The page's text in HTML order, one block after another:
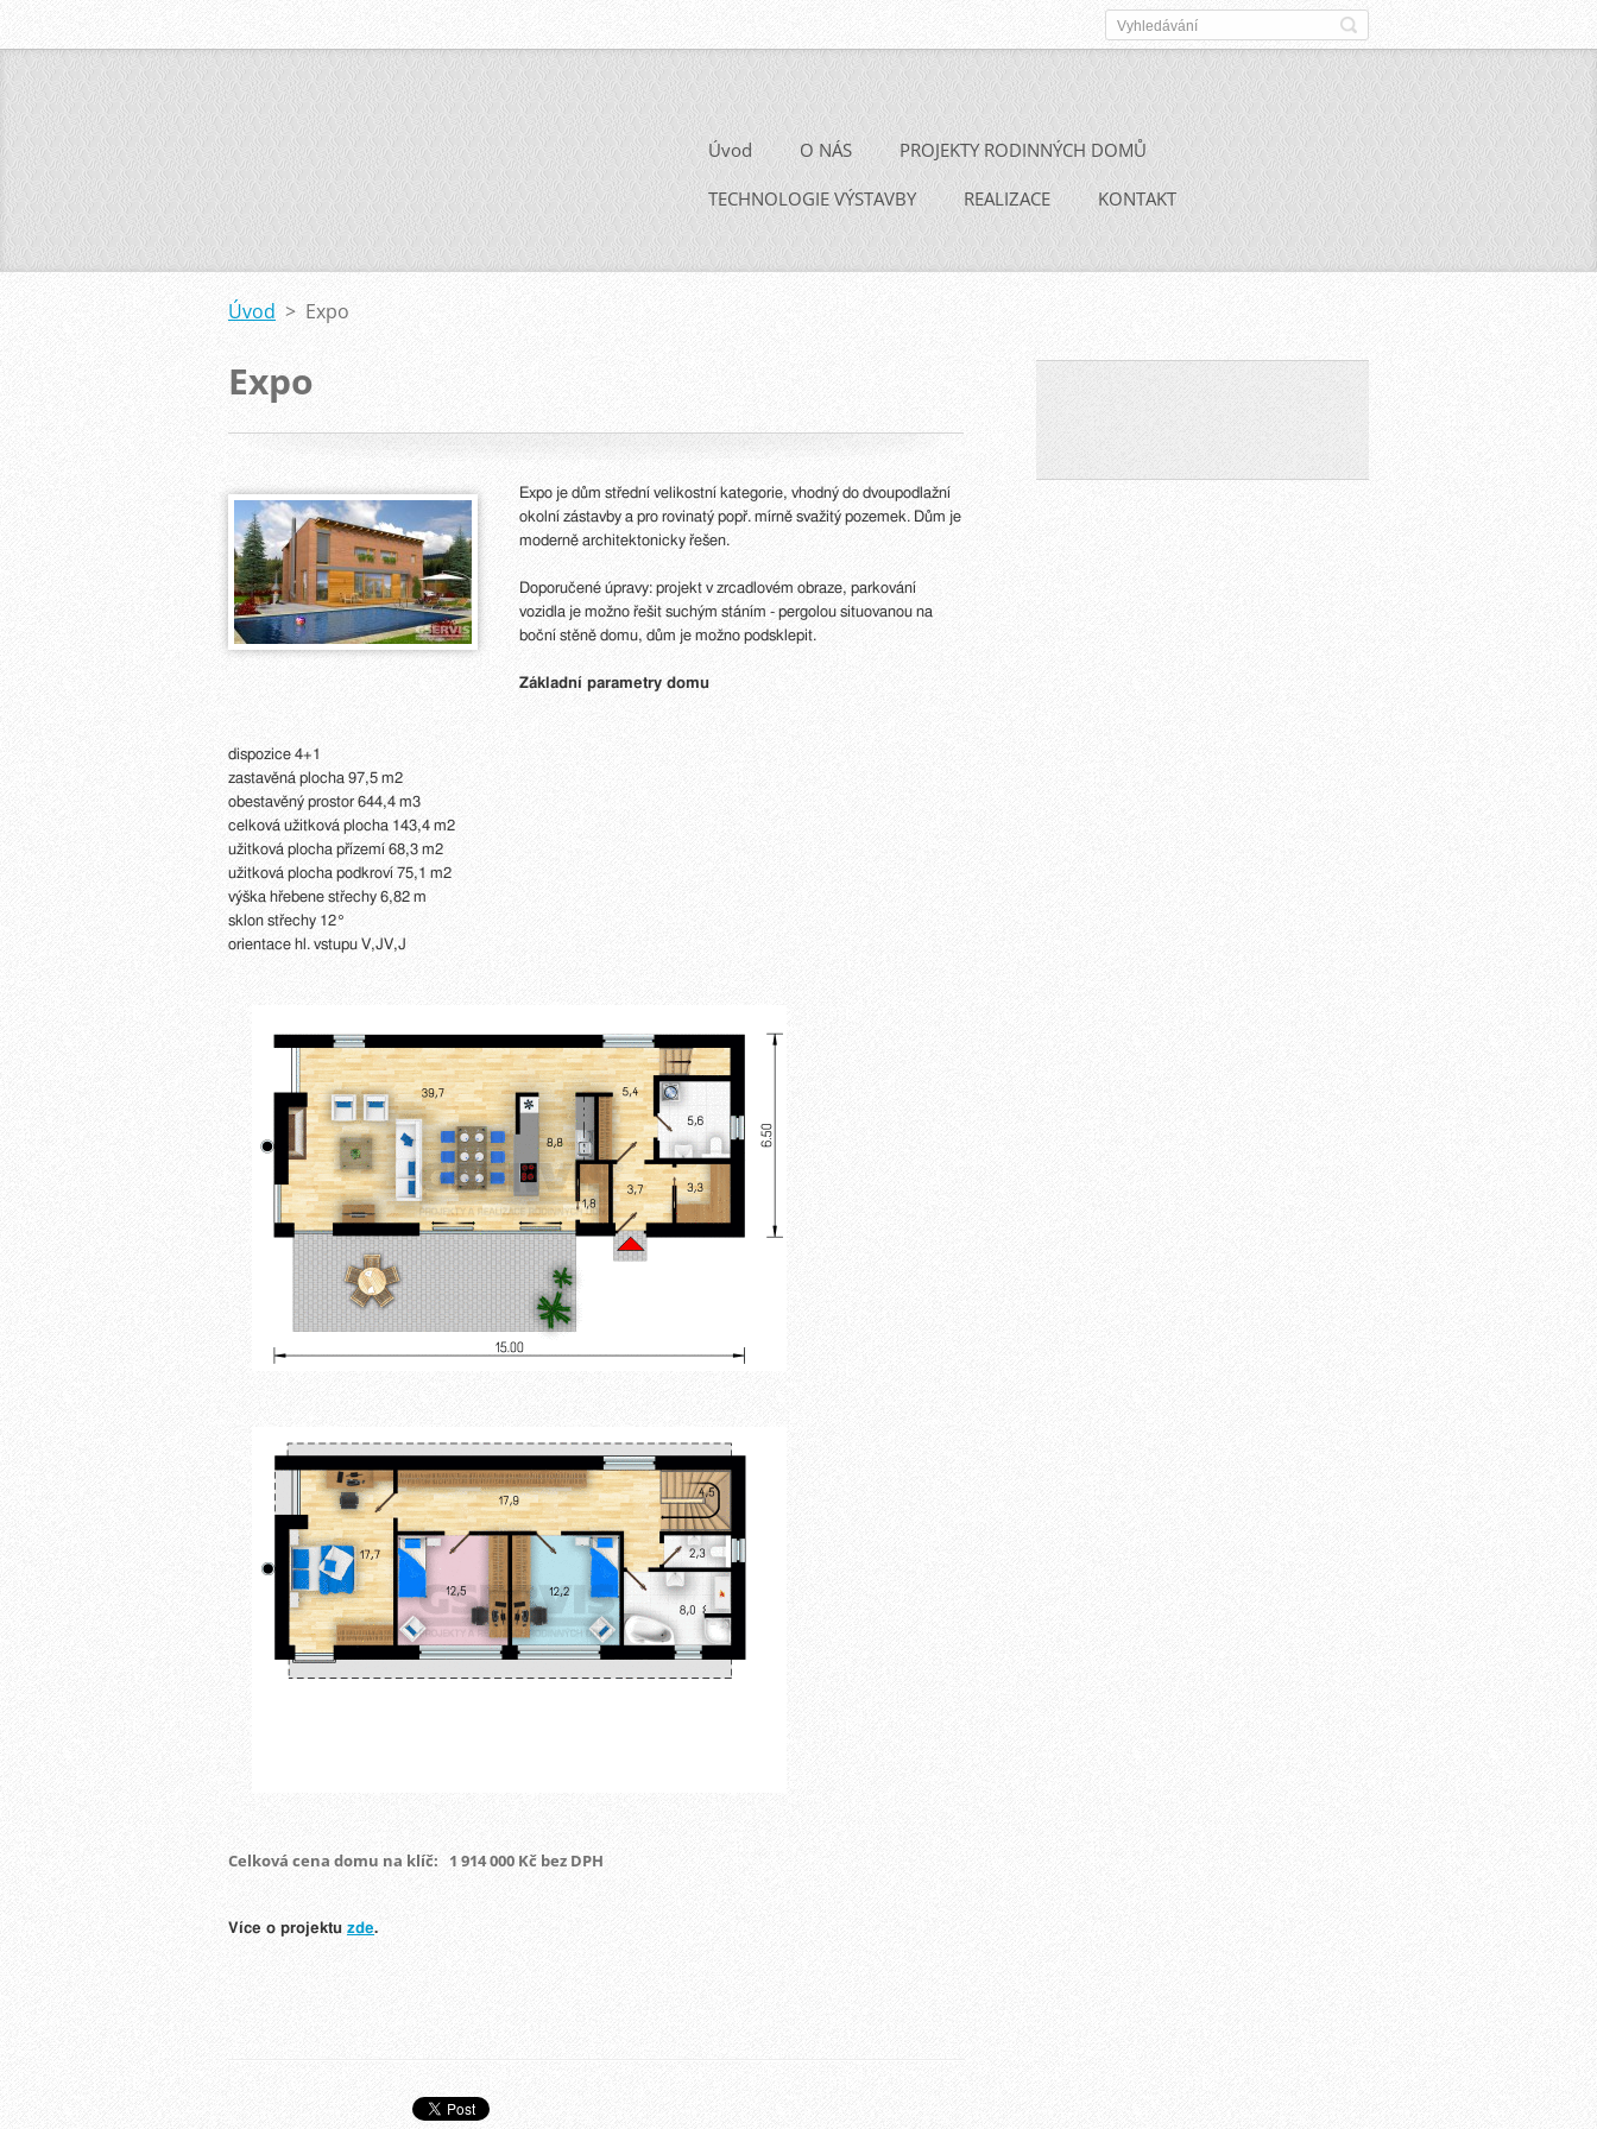
Úvod O NÁS PROJEKTY RODINNÝCH DOMŮ
TECHNOLOGIE VÝSTAVBY REALIZACE KONTAKT
Úvod > Expo
Expo
Expo je dům střední velikostní kategorie, vhodný do dvoupodlažní
okolní zástavby a pro rovinatý popř. mírně svažitý pozemek. Dům je
moderně architektonicky řešen.
Doporučené úpravy: projekt v zrcadlovém obraze, parkování
vozidla je možno řešit suchým stáním - pergolou situovanou na
boční stěně domu, dům je možno podsklepit.
Základní parametry domu
dispozice 4+1
zastavěná plocha 97,5 m2
obestavěný prostor 644,4 m3
celková užitková plocha 143,4 m2
užitková plocha přízemí 68,3 m2
užitková plocha podkroví 75,1 m2
výška hřebene střechy 6,82 m
sklon střechy 12°
orientace hl. vstupu V,JV,J
Celková cena domu na klíč: 1 914 000 Kč bez DPH
Více o projektu zde.